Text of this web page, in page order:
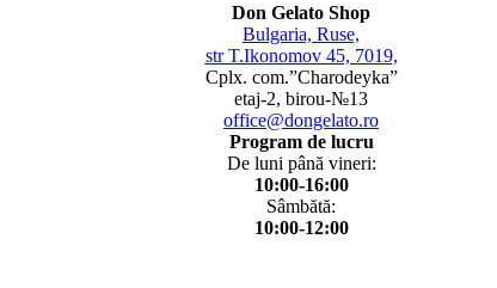
Don Gelato Shop
Bulgaria, Ruse,
str T.Ikonomov 45, 7019,
Cplx. com.”Charodeyka”
etaj-2, birou-№13
office@dongelato.ro
Program de lucru
De luni până vineri:
10:00-16:00
Sâmbătă:
10:00-12:00